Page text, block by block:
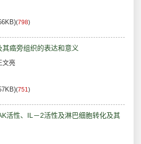
(798)
癌旁组织的表达和意义
文亮
(751)
活性、IL－2活性及淋巴细胞转化及其